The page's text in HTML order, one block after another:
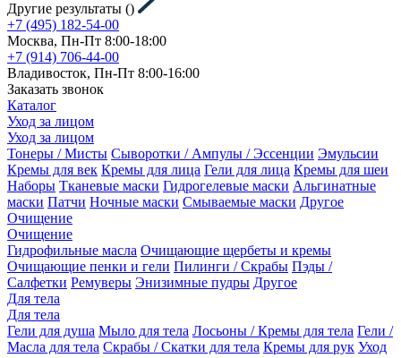
Другие результаты ()
+7 (495) 182-54-00
Москва, Пн-Пт 8:00-18:00
+7 (914) 706-44-00
Владивосток, Пн-Пт 8:00-16:00
Заказать звонок
Каталог
Уход за лицом
Уход за лицом
Тонеры / Мисты Сыворотки / Ампулы / Эссенции Эмульсии
Кремы для век Кремы для лица Гели для лица Кремы для шеи
Наборы Тканевые маски Гидрогелевые маски Альгинатные
маски Патчи Ночные маски Смываемые маски Другое
Очищение
Очищение
Гидрофильные масла Очищающие щербеты и кремы
Очищающие пенки и гели Пилинги / Скрабы Пэды /
Салфетки Ремуверы Энизимные пудры Другое
Для тела
Для тела
Гели для душа Мыло для тела Лосьоны / Кремы для тела Гели /
Масла для тела Скрабы / Скатки для тела Кремы для рук Уход